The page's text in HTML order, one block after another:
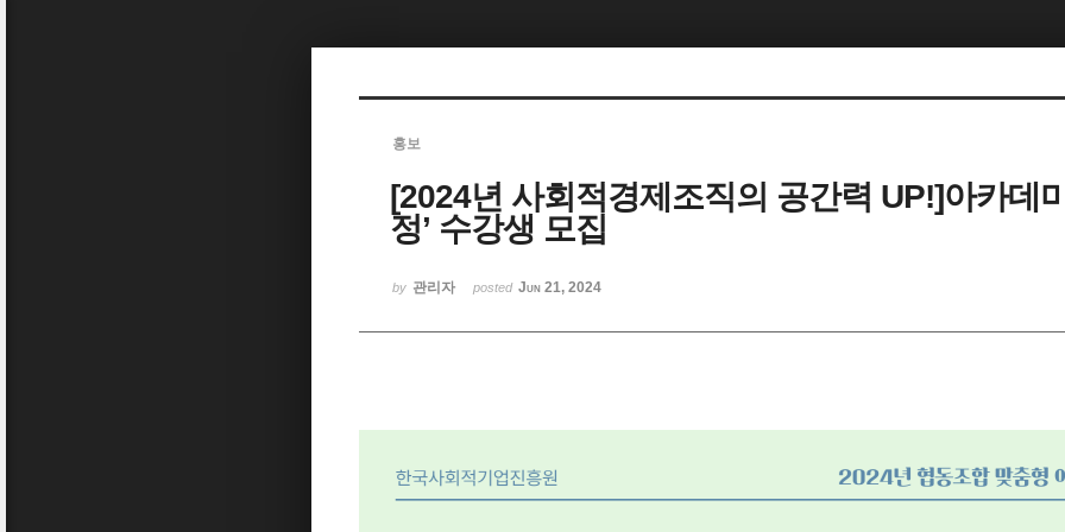
홍보
[2024년 사회적경제조직의 공간력 UP!]아카데
정’ 수강생 모집
by 관리자 posted Jun 21, 2024
Sketchbook5, 스케치북5
Sketchbook5, 스케치북5